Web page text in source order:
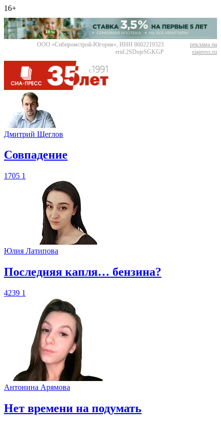
16+
ООО «Сибпромстрой-Югория», ИНН 8602219323
erid:2SDnjeSGKGP
реклама на
siapress.ru
Дмитрий Щеглов
​Совпадение
1705 1
Юлия Латипова
​Последняя капля… бензина?
4239 1
Антонина Арямова
​Нет времени на подумать